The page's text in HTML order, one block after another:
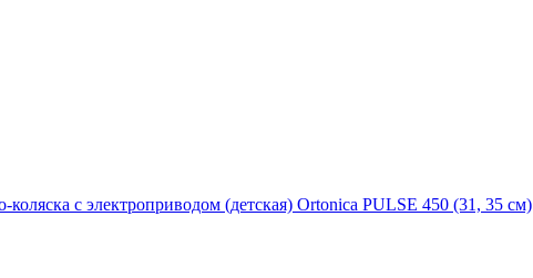
коляска с электроприводом (детская) Ortonica PULSE 450 (31, 35 см)